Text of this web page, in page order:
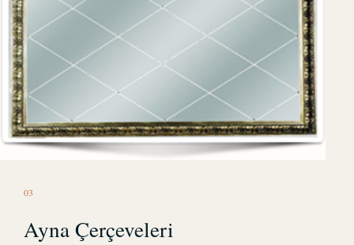
03
Ayna Çerçeveleri